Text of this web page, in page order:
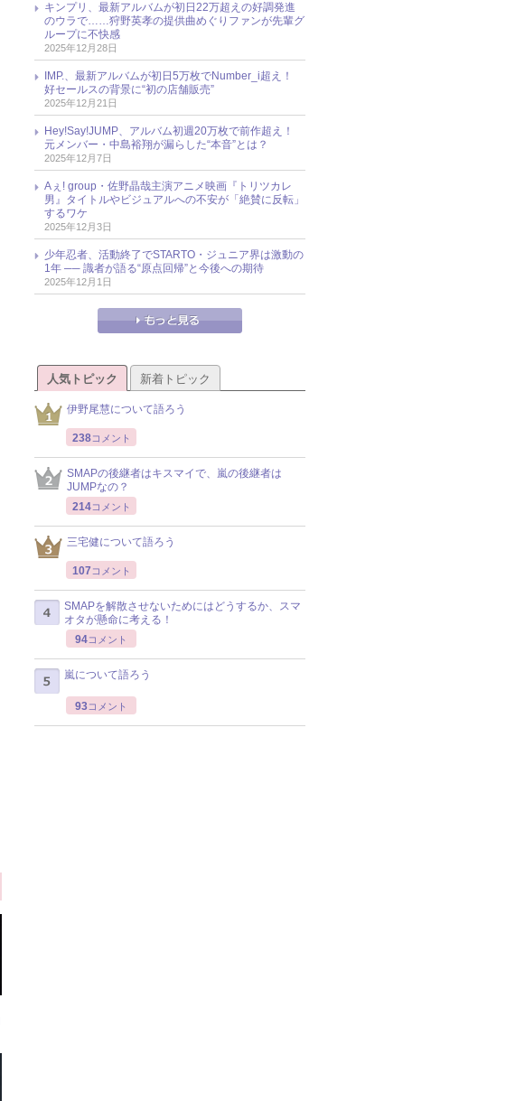
キンプリ、最新アルバムが初日22万超えの好調発進
のウラで……狩野英孝の提供曲めぐりファンが先輩グ
ループに不快感
2025年12月28日
IMP.、最新アルバムが初日5万枚でNumber_i超え！
好セールスの背景に“初の店舗販売”
2025年12月21日
Hey!Say!JUMP、アルバム初週20万枚で前作超え！
元メンバー・中島裕翔が漏らした“本音”とは？
2025年12月7日
Aぇ! group・佐野晶哉主演アニメ映画『トリツカレ
男』タイトルやビジュアルへの不安が「絶賛に反転」
するワケ
2025年12月3日
少年忍者、活動終了でSTARTO・ジュニア界は激動の
1年 ── 識者が語る“原点回帰”と今後への期待
2025年12月1日
人気トピック 新着トピック
伊野尾慧について語ろう
238コメント
SMAPの後継者はキスマイで、嵐の後継者は
JUMPなの？
214コメント
三宅健について語ろう
107 コメント
SMAPを解散させないためにはどうするか、スマ
オタが懸命に考える！
94コメント
嵐について語ろう
93コメント